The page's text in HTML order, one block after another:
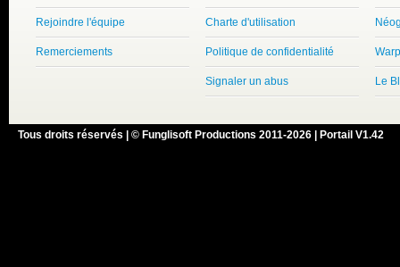
Rejoindre l'équipe
Remerciements
Charte d'utilisation
Politique de confidentialité
Signaler un abus Le
Tous droits réservés | © Funglisoft Productions 2011-2026 | Portail V1.42